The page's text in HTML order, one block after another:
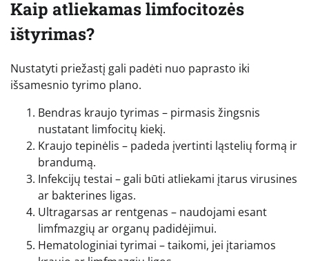
Kaip atliekamas limfocitozės
ištyrimas?
Nustatyti priežastį gali padėti nuo paprasto iki
išsamesnio tyrimo plano.
Bendras kraujo tyrimas – pirmasis žingsnis
nustatant limfocitų kiekį.
Kraujo tepinėlis – padeda įvertinti ląstelių formą ir
brandumą.
Infekcijų testai – gali būti atliekami įtarus virusines
ar bakterines ligas.
Ultragarsas ar rentgenas – naudojami esant
limfmazgių ar organų padidėjimui.
Hematologiniai tyrimai – taikomi, jei įtariamos